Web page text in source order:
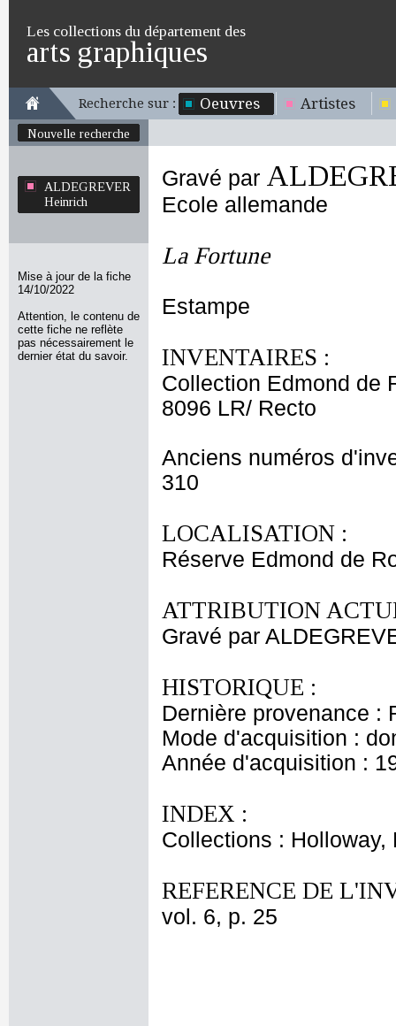
Les collections du département des
arts graphiques
Recherche sur : Oeuvres Artistes
Nouvelle recherche
ALDEGREVER
Heinrich
Mise à jour de la fiche
14/10/2022
Attention, le contenu de
cette fiche ne reflète
pas nécessairement le
dernier état du savoir.
Gravé par
Ecole allemande
La Fortune
Estampe
INVENTAIRES :
Collection Edmond de
8096 LR/ Recto
Anciens numéros
310
LOCALISATION :
Réserve Edmond de
ATTRIBUTION
Gravé par
HISTORIQUE :
Dernière provenance :
Mode d'acquisition :
Année d'acquisition :
INDEX :
Collections : Holloway,
REFERENCE DE
vol. 6, p. 25